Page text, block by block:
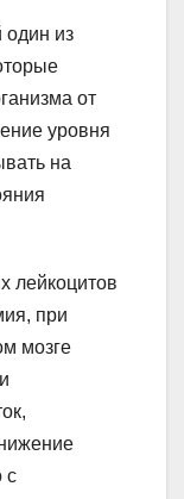
один из
от
уровня
на
лейкоцитов
при
мозге
с